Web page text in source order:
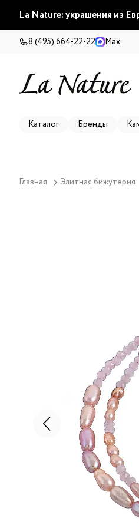
La Nature: украшения из
8 (495) 664-22-22 Max
Каталог Бренды
Главная Элитная бижутерия